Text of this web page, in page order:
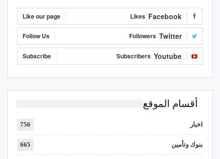
Facebook
Likes
Like our page
Twitter
Followers
Follow Us
Youtube
Subscribers
Subscribe
أقسام الموقع
اخبار 756
بنوك وتأمين 665